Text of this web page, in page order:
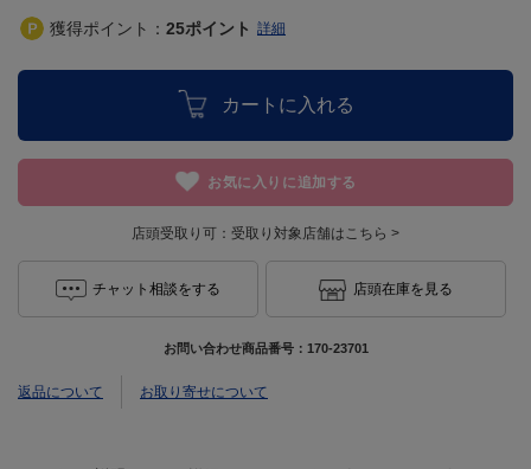
獲得ポイント： 25ポイント 詳細
カートに入れる
お気に入りに追加する
店頭受取り可： 受取り対象店舗はこちら >
チャット相談をする 店頭在庫を見る
お問い合わせ商品番号： 170-23701
返品について お取り寄せについて